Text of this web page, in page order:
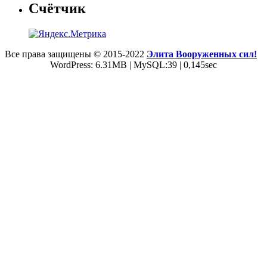
Счётчик
Все права защищены © 2015-2022 Элита Вооруженных сил!
WordPress: 6.31MB | MySQL:39 | 0,145sec